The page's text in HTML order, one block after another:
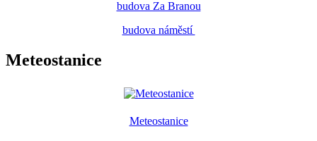
budova Za Branou
budova náměstí
Meteostanice
Meteostanice